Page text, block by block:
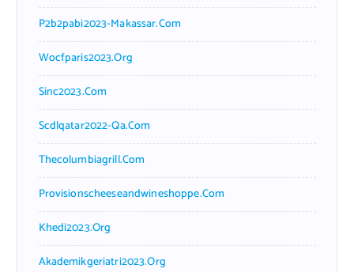
P2b2pabi2023-Makassar.com
Wocfparis2023.org
Sinc2023.com
Scdlqatar2022-Qa.com
Thecolumbiagrill.com
Provisionscheeseandwineshoppe.com
Khedi2023.org
Akademikgeriatri2023.org